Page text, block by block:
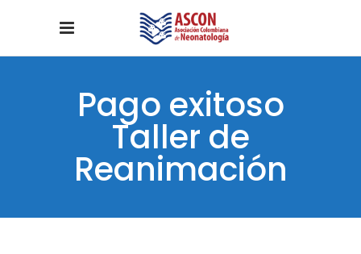
Pago exitoso
Taller de
Reanimación